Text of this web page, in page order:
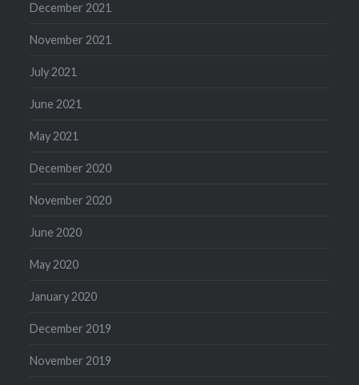
December 2021
November 2021
July 2021
June 2021
May 2021
December 2020
November 2020
June 2020
May 2020
January 2020
December 2019
November 2019